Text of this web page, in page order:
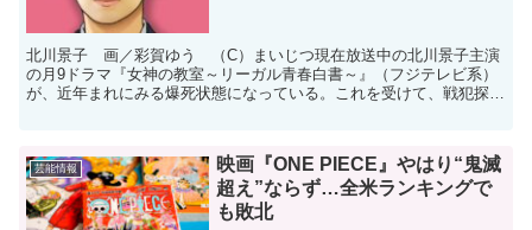
北川景子 画／彩賀ゆう （C）まいじつ現在放送中の北川景子主演
の月9ドラマ『女神の教室～リーガル青春白書～』（フジテレビ系）
が、近年まれにみる爆死状態になっている。これを受けて、戦犯探し
芸能情報
映画『ONE PIECE』やはり“鬼滅
超え”ならず…全米ランキングで
も敗北